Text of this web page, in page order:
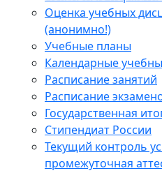
Оценка учебных
(анонимно!)
Учебные планы
Календарные
Расписание занятий
Расписание
Государственная
Стипендиат России
Текущий контроль
промежуточная